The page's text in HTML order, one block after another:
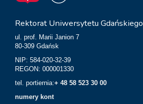
Rektorat Uniwersytetu Gdańskiego
ul. prof. Marii Janion 7
80-309 Gdańsk
NIP: 584-020-32-39
REGON: 000001330
tel. portiernia:+ 48 58 523 30 00
numery kont